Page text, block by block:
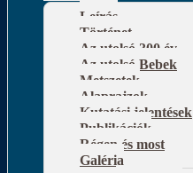
Leírás
Történet
Az utolsó 300 év
Az utolsó Bebek
Metszetek
Alaprajzok
Kutatási jelentések
Publikációk
Régen és most
Galéria